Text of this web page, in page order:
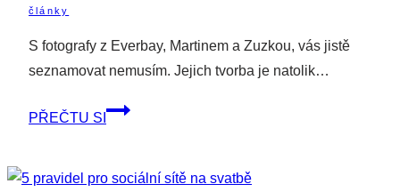
články
S fotografy z Everbay, Martinem a Zuzkou, vás jistě
seznamovat nemusím. Jejich tvorba je natolik…
PŘEČTU SI
Naše
recenze